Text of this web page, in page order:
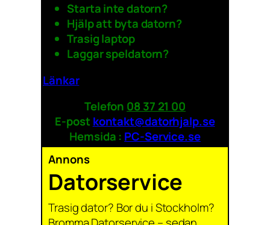
Starta inte datorn?
Hjälp att byta datorn?
Trasig laptop
Laggar speldatorn?
Länkar
Telefon 08 37 21 00
E-post kontakt@datorhjalp.se
Hemsida : PC-Service.se
Annons
Datorservice
Trasig dator? Bor du i Stockholm?